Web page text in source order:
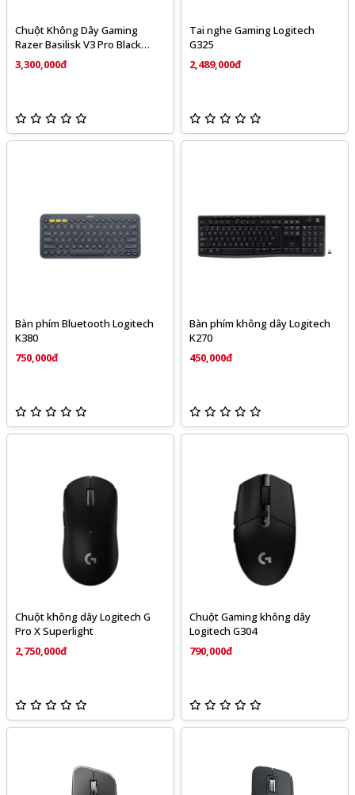
Chuột Không Dây Gaming
Razer Basilisk V3 Pro Black
RZ01-04620100-R3A1
3,300,000đ
Tai nghe Gaming Logitech
G325
2,489,000đ
Bàn phím Bluetooth Logitech
K380
750,000đ
Bàn phím không dây Logitech
K270
450,000đ
Chuột không dây Logitech G
Pro X Superlight
2,750,000đ
Chuột Gaming không dây
Logitech G304
790,000đ